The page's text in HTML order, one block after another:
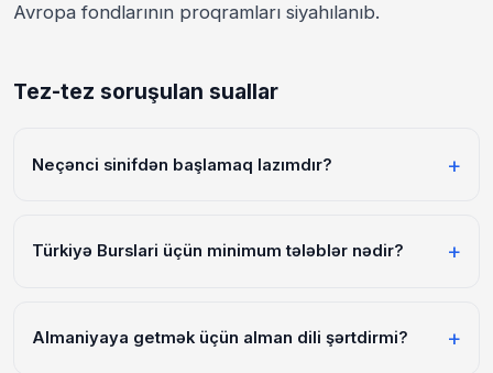
Avropa fondlarının proqramları siyahılanıb.
Tez-tez soruşulan suallar
Neçənci sinifdən başlamaq lazımdır?
sinifdəsənsə — indi başla, vaxt itkisi artıq var. 12-ci sinifdə
Türkiyə Burslari üçün minimum tələblər nədir?
ingilis və ya türk dilindədir. Hər il mart–aprel aylarında
Almaniyaya getmək üçün alman dili şərtdirmi?